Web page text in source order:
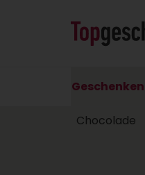
Geschenken
Chocolade